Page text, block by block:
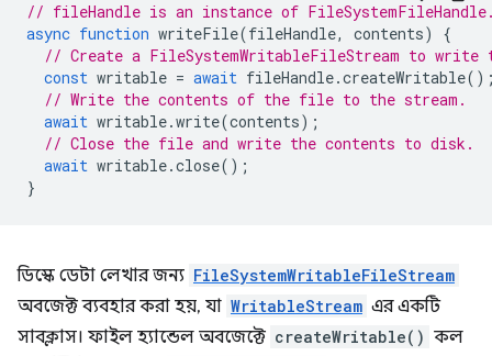
// fileHandle is an instance of
async function writeFile(fileHandle, contents)
{
// Create a FileSystemWritableFileStream to write
const writable = await fileHandle.createWritable
// Write the contents of the file to the stream.
await writable.write(contents);
// Close the file and write the contents to disk.
await writable.close();
}
ডিস্কে ডেটা লেখার জন্য FileSystemWritableFileStream
অবজেক্ট ব্যবহার করা হয়, যা WritableStream এর একটি
সাবক্লাস। ফাইল হ্যান্ডেল অবজেক্টে createWritable() কল